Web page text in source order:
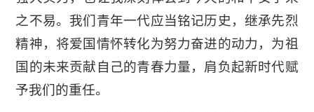
之不易。我们青年一代应当铭记历史，继承先烈
精神，将爱国情怀转化为努力奋进的动力，为祖
国的未来贡献自己的青春力量，肩负起新时代赋
予我们的重任。